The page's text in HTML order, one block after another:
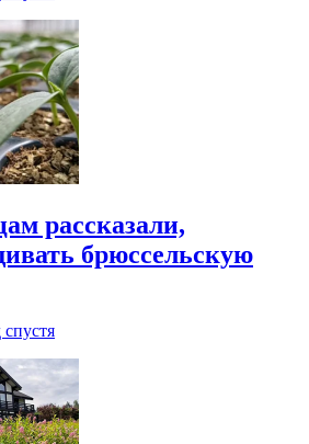
рассказали,
брюссельскую
спустя